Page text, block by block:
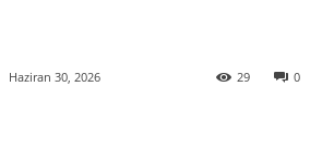
Haziran 30, 2026 0
29